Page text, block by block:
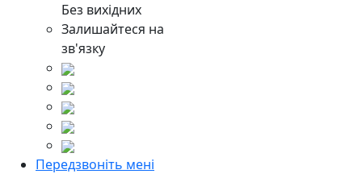
Без вихідних
Залишайтеся на
зв'язку
Передзвоніть мені